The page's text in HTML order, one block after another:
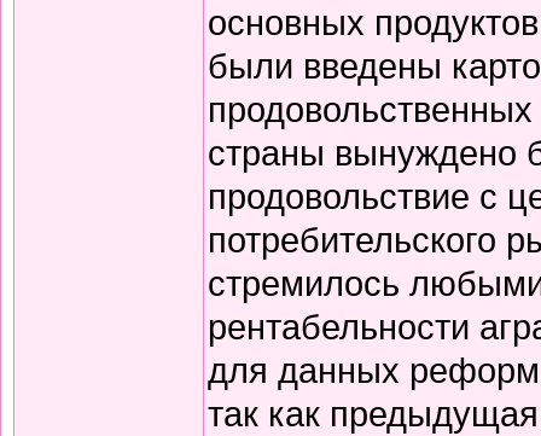
основных
были введены
страны вынуждено
продовольствие с
потребительского
стремилось
рентабельности
для данных реформ
так как